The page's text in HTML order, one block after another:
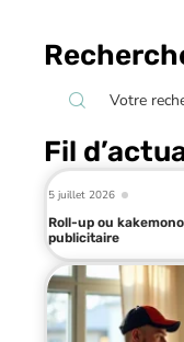
Fil
5 juillet 2026
Roll-up ou
publicitaire